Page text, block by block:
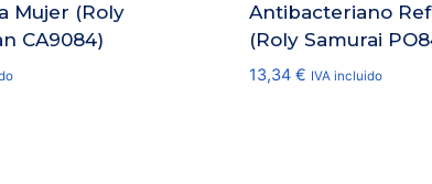
Mujer (Roly
CA9084)
Antibacteriano
(Roly Samurai
13,34 € IVA incluido